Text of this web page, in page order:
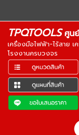
TPQTOOLSศูนย์
เครื่องมือไฟฟ้า-ไร้สาย
โรงงานครบวงจร